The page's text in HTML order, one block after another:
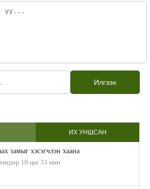
Илгээх
ИХ УНШСАН
замыг хэсэгчлэн хаана
10 цаг 33 мин